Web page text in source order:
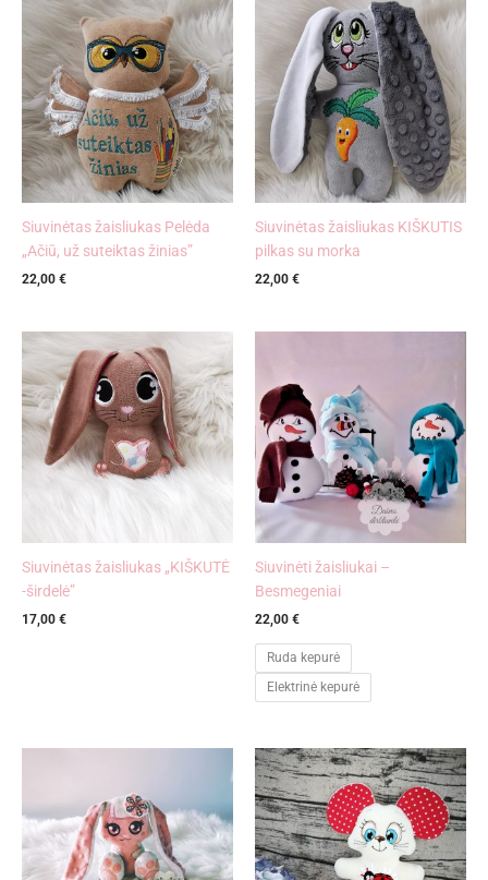
Siuvinėtas žaisliukas Pelėda
„Ačiū, už suteiktas žinias”
22,00 €
Siuvinėtas žaisliukas KIŠKUTIS
pilkas su morka
22,00 €
Siuvinėtas žaisliukas „KIŠKUTĖ
-širdelė”
17,00 €
Siuvinėti žaisliukai –
Besmegeniai
22,00 €
Ruda kepurė
Elektrinė kepurė